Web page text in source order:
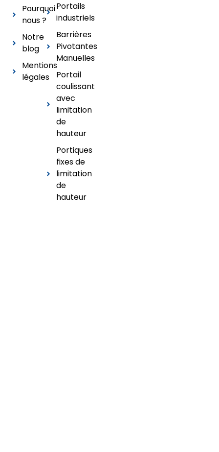
Pourquoi
nous ?
Notre
blog
Mentions
légales
Portails
industriels
Barrières
Pivotantes
Manuelles
Portail
coulissant
avec
limitation
de
hauteur
Portiques
fixes de
limitation
de
hauteur